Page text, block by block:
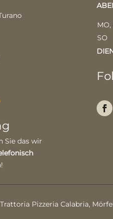
Sie das wir
MO,
SO
Pizzeria Calabria,